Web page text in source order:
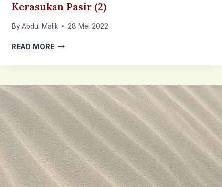
Kerasukan Pasir (2)
By Abdul Malik 28 Mei 2022
READ MORE KERASUKAN
(2)